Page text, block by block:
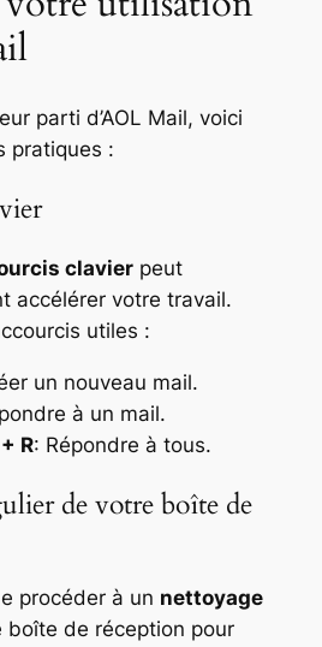
parti d’AOL Mail, voici
pratiques :
clavierpeut
accélérer votre travail.
utiles :
un nouveau mail.
à un mail.
R: Répondre à tous.
de votre boîte de
procéder à un nettoyage
de réception pour